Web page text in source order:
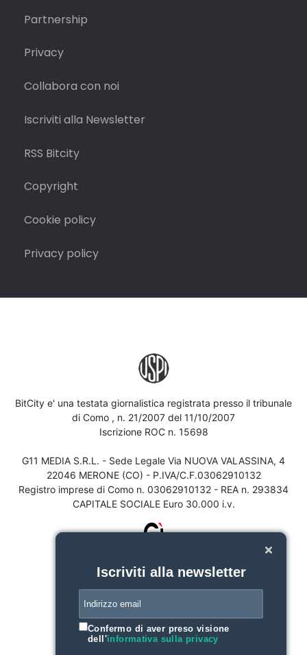
Partnership
Privacy
Collabora con noi
Iscriviti alla Newsletter
RSS Bitcity
Copyright
Cookie policy
Privacy policy
BitCity e' una testata giornalistica registrata presso il tribunale
di Como , n. 21/2007 del 11/10/2007
Iscrizione ROC n. 15698
G11 MEDIA S.R.L. - Sede Legale Via NUOVA VALASSINA, 4
22046 MERONE (CO) - P.IVA/C.F.03062910132
Registro imprese di Como n. 03062910132 - REA n. 293834
CAPITALE SOCIALE Euro 30.000 i.v.
Iscriviti alla newsletter
Confermo di aver preso visione
dell'informativa sulla privacy